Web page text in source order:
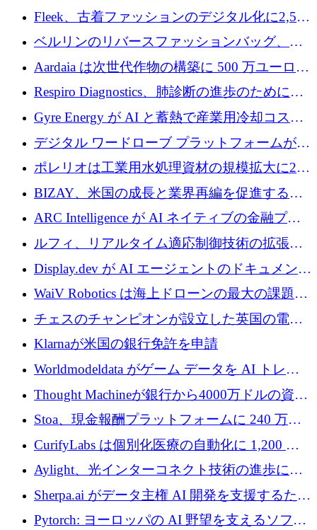
ップFintoが340万ドルを調達、シリコンバレ
ーではなくミュンヘンを選んだと語る
Fleek、古着ファッションのデジタル化に2,500
万ドルを確保
ベルリンのリバースファッションバッグ、繊
維仕分け規模拡大に7桁の資金調達
Aardaia は次世代作物の構築に 500 万ユーロを
寄付
Respiro Diagnostics、肺診断の進歩のために
100 万ポンドを確保
Gyre Energy が AI と蓄熱で産業用冷却コスト
を削減するために 130 万ドルを調達
デジタル ワードローブ プラットフォームが
1,000 万人のユーザーに到達し、Whering が
700 万ドルを獲得
ポレリオは工業用水処理資材の規模拡大に240
万ユーロを確保
BIZAY、米国の成長と業界再編を促進するた
めに5,500万ドルを確保
ARC Intelligence が AI ネイティブの金融プラ
ットフォームを拡大するために 400 万ユーロ
ルフィ、リアルタイム適応制御技術の拡張に
810万ポンドを確保
Display.dev が AI エージェントのドキュメント
コラボレーションを強化するために 47 万ユー
WaiV Robotics は海上ドローンの最大の課題の
1 つをどのように解決しているか
チェスのチャンピオンが設立した英国の電池
材料スタートアップ TaiSan が 465 万ポンドを
Klarnaが米国の銀行免許を申請
Worldmodeldata がゲーム データを AI トレー
ニングに変えるために 700 万ポンドを獲得
Thought Machineが銀行から4000万ドルの資金
調達、年間収益1億ドルを突破
Stoa、現金報酬プラットフォームに 240 万ド
ルを確保
CurifyLabs は個別化医療の自動化に 1,200 万
ユーロを寄付
Aylight、光インターコネクト技術の進歩に向
けて450万ユーロのプレシードラウンドを終了
Sherpa.ai がデータ主権 AI 開発を支援するため
に 1,800 万ドルを調達
Pytorch: ヨーロッパの AI 野望を支えるソフト